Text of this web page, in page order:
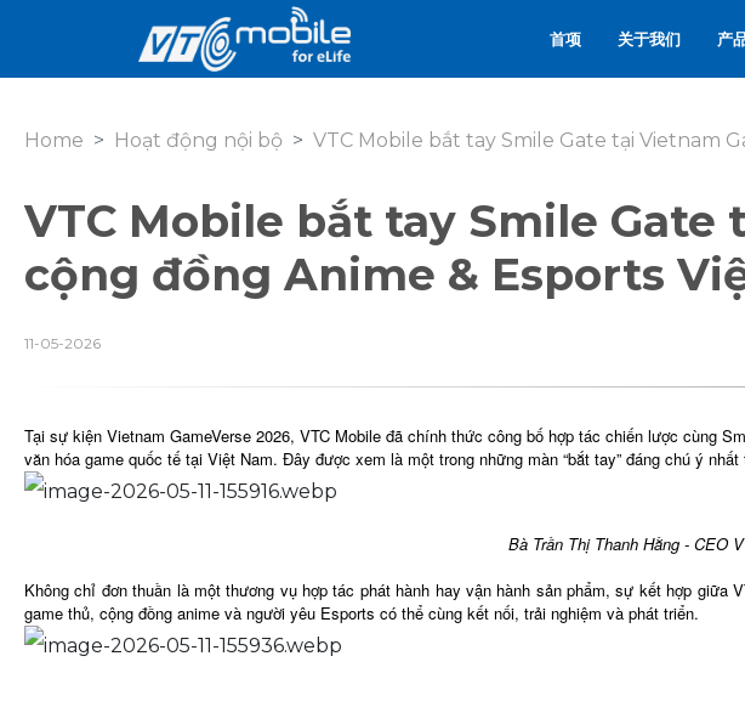
首项 关于我们 产
Home Hoạt động nội bộ VTC Mobile bắt tay Smile Gate tại Vietnam
VTC Mobile bắt tay Smile Gate
cộng đồng Anime & Esports
11-05-2026
Tại sự kiện Vietnam GameVerse 2026, VTC Mobile đã chính thức công bố hợp tác chiến lược cùng
văn hóa game quốc tế tại Việt Nam. Đây được xem là một trong những màn “bắt tay” đáng chú ý
Bà Trần Thị Thanh Hằng - CEO
Không chỉ đơn thuần là một thương vụ hợp tác phát hành hay vận hành sản phẩm, sự kết hợp
game thủ, cộng đồng anime và người yêu Esports có thể cùng kết nối, trải nghiệm và phát triển.